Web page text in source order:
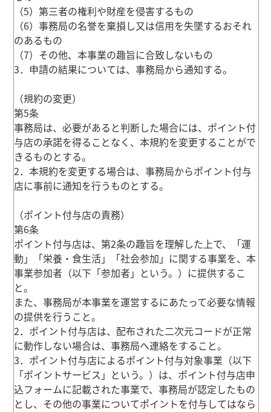
（5）第三者の権利や財産を侵害するもの
（6）事務局の名誉を棄損し又は信用を失墜するおそれ
のあるもの
（7）その他、本事業の趣旨に合致しないもの
3．申請の結果については、事務局から通知する。
（規約の変更）
第5条
事務局は、必要があると判断した場合には、ポイント付
与店の承諾を得ることなく、本規約を変更することがで
きるものとする。
2．本規約を変更する場合は、事務局からポイント付与
店に事前に通知を行うものとする。
（ポイント付与店の責務）
第6条
ポイント付与店は、第2条の趣旨を理解した上で、「運
動」「栄養・食生活」「社会参加」に関する事業を、本
事業参加者（以下「参加者」という。）に提供するこ
と。
また、事務局が本事業を運営するにあたって必要な情報
の提供を行うこと。
2．ポイント付与店は、配布された二次元コードが正常
に動作しない場合は、事務局へ連絡をすること。
3．ポイント付与店によるポイント付与対象事業（以下
「ポイントサービス」という。）は、ポイント付与店申
込フォームに記載された事業で、事務局が認定したもの
とし、その他の事業についてポイントを付与してはなら